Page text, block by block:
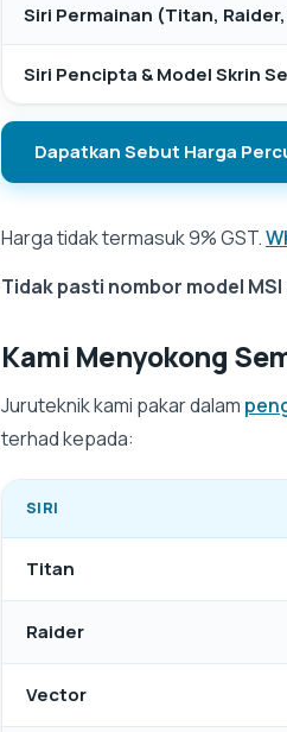
Siri Permainan (Titan,
Siri Pencipta & Model Skrin
Dapatkan Sebut Harga
Harga tidak termasuk 9% GST.
Tidak pasti nombor model MSI
Kami Menyokong
Juruteknik kami pakar dalam
terhad kepada:
SIRI
Titan
Raider
Vector